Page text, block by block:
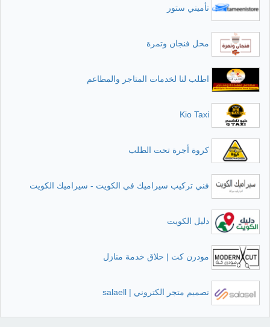
تأميني ستور
محل فنجان وتمرة
اطلب لنا لخدمات المتاجر والمطاعم
Kio Taxi
كروة أجرة تحت الطلب
فني تركيب سيراميك في الكويت - سيراميك الكويت
دليل الكويت
مودرن كت | حلاق خدمة منازل
تصميم متجر الكتروني | salaell